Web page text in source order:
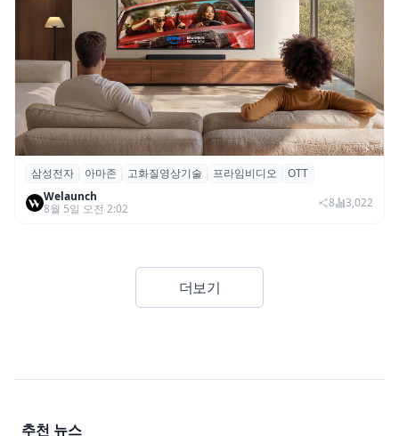
삼성전자·아마존, 프라임 비디오에 ‘HDR10+
어드밴스드’ 적용
삼성전자 아마존 고화질영상기술 프라임비디오
OTT
Welaunch
8월 5일 오전 2:02
8 3,022
더보기
추천 뉴스